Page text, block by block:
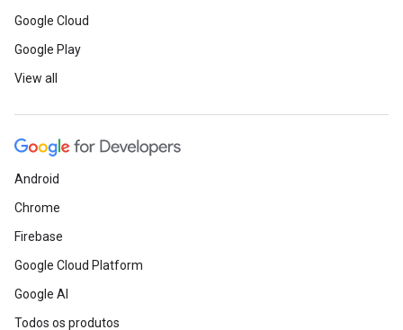
Google Cloud
Google Play
View all
Android
Chrome
Firebase
Google Cloud Platform
Google AI
Todos os produtos